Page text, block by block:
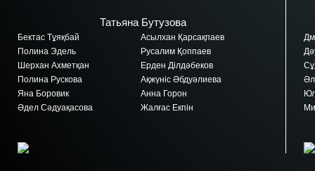
Татьяна Бутузова
Бектас Тұяқбай
Асылхан Қарсақпаев
Полина Эдель
Русалим Қоппаев
Шерхан Ахметқан
Ерден Ділдәбеков
Полина Рускова
Ақжүніс Әбдуәлиева
Яна Боровик
Анна Горон
Әдел Сәдуақасова
Жалғас Екпін